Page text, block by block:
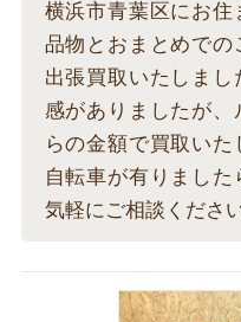
横浜市青葉区にお住
品物とおまとめでの
出張買取いたしまし
感がありましたが、
らの金額で買取い
自転車が有りまし
気軽にご相談ください